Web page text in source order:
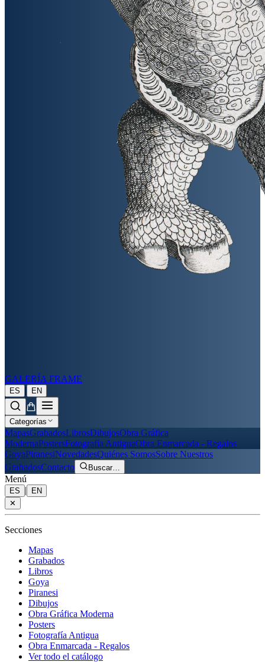
GALERÍA FRAME
ES | EN
Categorías
MapasGrabadosLibrosDibujosObra Gráfica
ModernaPostersFotografía AntiguaObra Enmarcada - Regalos
GoyaPiranesiNovedadesQuiénes SomosSobre Nuestros
GrabadosContacto Buscar…
Menú
ES |
EN
✕
Secciones
Mapas
Grabados
Libros
Goya
Piranesi
Dibujos
Obra Gráfica Moderna
Posters
Fotografía Antigua
Obra Enmarcada - Regalos
Ver todo el catálogo